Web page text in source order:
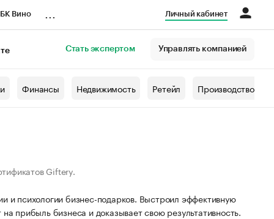
Вино Личный кабинет
Стать экспертом Управлять компанией
Финансы Недвижимость Ретейл Производство
Giftery.
и психологии бизнес-подарков. Выстроил эффективную
прибыль бизнеса и доказывает свою результативность.